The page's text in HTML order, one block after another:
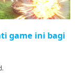
game ini bagi